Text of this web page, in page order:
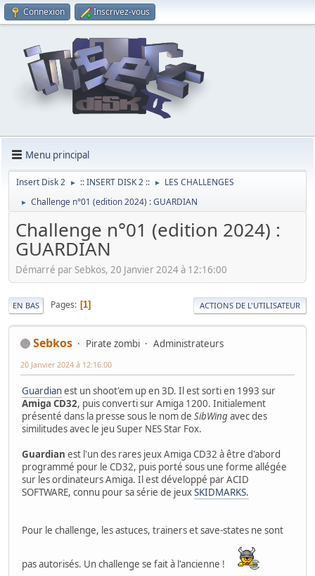
Connexion Inscrivez-vous
Menu principal
Insert Disk 2 ► :: INSERT DISK 2 :: ► LES CHALLENGES
► Challenge n°01 (edition 2024) : GUARDIAN
Challenge n°01 (edition 2024) :
GUARDIAN
Démarré par Sebkos, 20 Janvier 2024 à 12:16:00
EN BAS Pages 1 ACTIONS DE L'UTILISATEUR
Sebkos Pirate zombi Administrateurs
20 Janvier 2024 à 12:16:00
Guardianest un shoot'em up en 3D. Il est sorti en 1993 sur
Amiga CD32, puis converti sur Amiga 1200. Initialement
présenté dans la presse sous le nom de SibWingavec des
similitudes avec le jeu Super NES Star Fox.
Guardian est l'un des rares jeux Amiga CD32 à être d'abord
programmé pour le CD32, puis porté sous une forme allégée
sur les ordinateurs Amiga. Il est développé par ACID
SOFTWARE, connu pour sa série de jeuxSKIDMARKS.
Pour le challenge, les astuces, trainers et save-states ne sont
pas autorisés. Un challenge se fait à l'ancienne !